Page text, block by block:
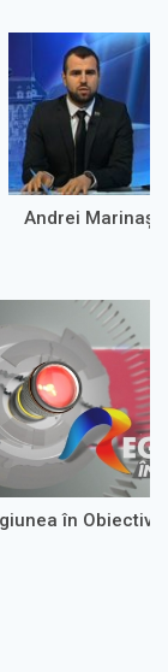
Andrei Marinaș
în Obiectiv